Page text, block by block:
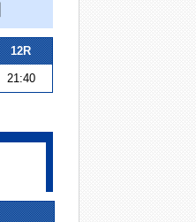
12R
21:40